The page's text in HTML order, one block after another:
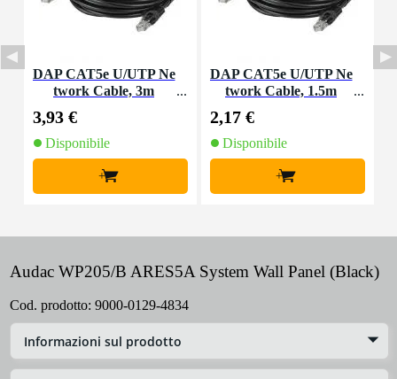
DAP CAT5e U/UTP Ne
twork Cable, 3m
3,93 €
Disponibile
+
DAP CAT5e U/UTP Ne
twork Cable, 1.5m
2,17 €
Disponibile
+
Audac WP205/B ARES5A System Wall Panel (Black)
Cod. prodotto: 9000-0129-4834
Informazioni sul prodotto